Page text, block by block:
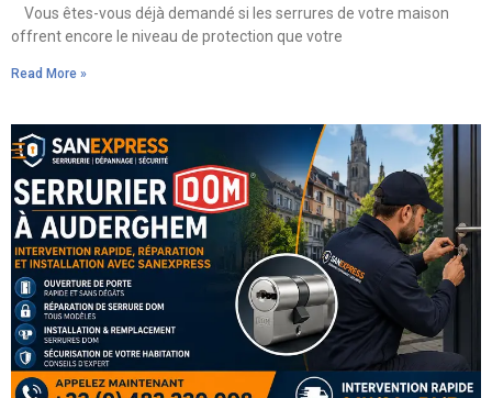
Vous êtes-vous déjà demandé si les serrures de votre maison
offrent encore le niveau de protection que votre
Read More »